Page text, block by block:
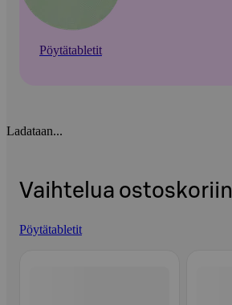
Pöytätabletit
Ladataan...
Vaihtelua ostoskoriin
Pöytätabletit